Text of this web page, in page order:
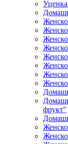
фрукт"